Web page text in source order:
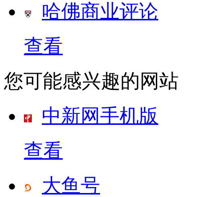
哈佛商业评论
查看
您可能感兴趣的网站
中新网手机版
查看
大鱼号